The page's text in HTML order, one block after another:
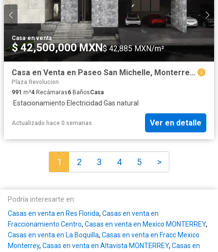
Casa·en venta
$ 42,500,000 MXN$ 42,885 MXN/m²
Casa en Venta en Paseo San Michelle, Monterrey NL
Plaza Revolucion
991 m²4 Recámaras6 BañosCasa
·Estacionamiento·Electricidad·Gas natural
Actualizado hace 0 semanas Ver en detalle
1 2 3 4 5 >
Podría interesarte en
Casas en venta en Res Florida, Casas en venta en
Fraccionamiento Centro, Casas en venta en Mexico MONTERREY,
Casas en venta en La Boquilla, Casas en venta en Fracc Mexico
Monterrey, Casas en venta en Altavista MONTERREY, Casas en